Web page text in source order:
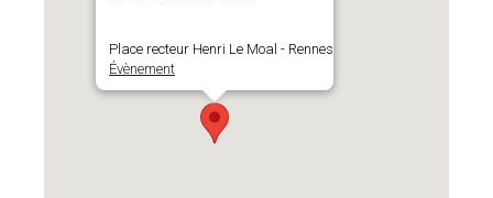
Place recteur Henri Le Moal - Rennes
Évènement